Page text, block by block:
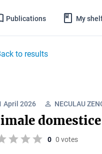
Publications My
to results
April 2026 NECULAU
0 0 votes